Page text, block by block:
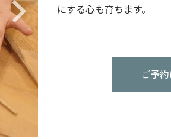
にする心も育ちます。
ご予